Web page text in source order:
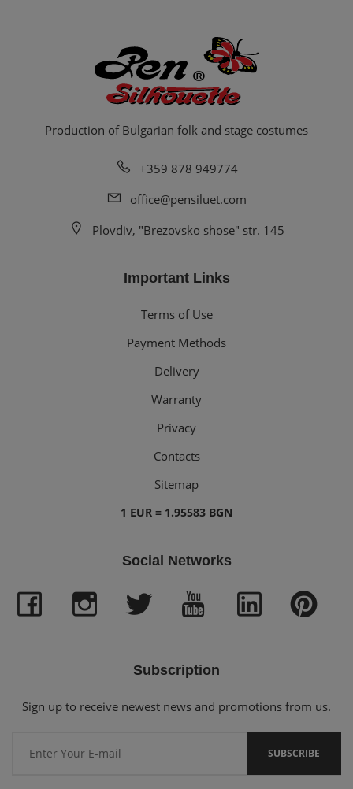
Production of Bulgarian folk and stage costumes
+359 878 949774
office@pensiluet.com
Plovdiv, "Brezovsko shose" str. 145
Important Links
Terms of Use
Payment Methods
Delivery
Warranty
Privacy
Contacts
Sitemap
1 EUR = 1.95583 BGN
Social Networks
Subscription
Sign up to receive newest news and promotions from us.